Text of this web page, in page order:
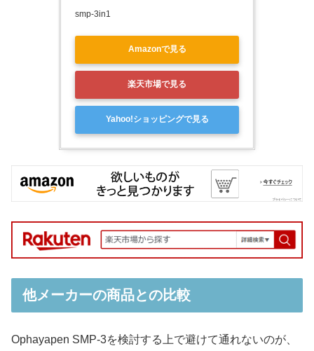
smp-3in1
Amazonで見る
楽天市場で見る
Yahoo!ショッピングで見る
他メーカーの商品との比較
Ophayapen SMP-3を検討する上で避けて通れないのが、